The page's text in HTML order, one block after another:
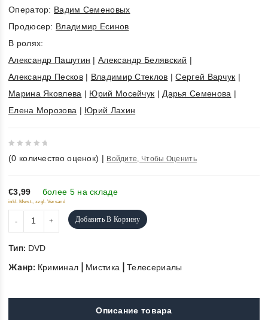
Оператор: Вадим Семеновых
Продюсер: Владимир Есинов
В ролях:
Александр Пашутин |Александр Белявский |
Александр Песков| Владимир Стеклов |Сергей Варчук |
Марина Яковлева | Юрий Мосейчук | Дарья Семенова |
Елена Морозова | Юрий Лахин
out
of
5
(0 количество оценок) | Войдите, Чтобы Оценить
€3,99 более 5 на складе
inkl. Mwst., zzgl. Versand
Добавить В Корзину
Тип: DVD
Жанр: Криминал Мистика |Телесериалы
Описание товара